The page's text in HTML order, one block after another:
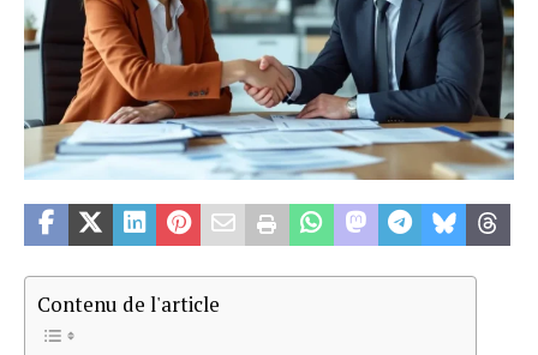
Contenu de l'article